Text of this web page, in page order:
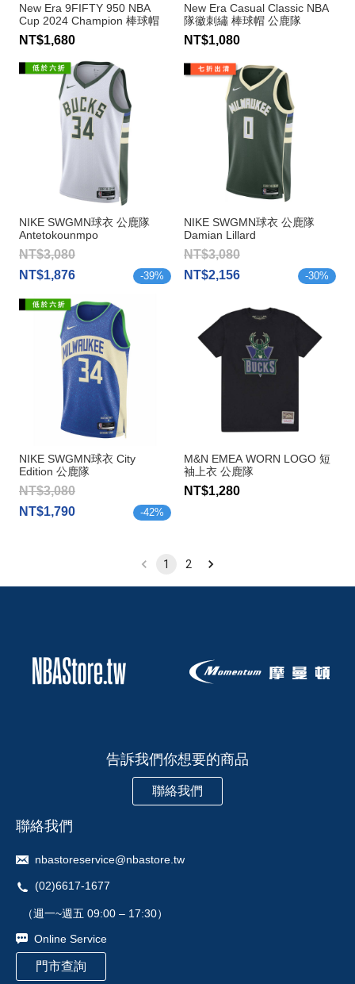
New Era 9FIFTY 950 NBA
Cup 2024 Champion 棒球帽
公鹿隊
NT$1,680
New Era Casual Classic NBA
隊徽刺繡 棒球帽 公鹿隊
NT$1,080
NIKE SWGMN球衣 公鹿隊
Antetokounmpo
NT$3,080
NT$1,876
-39%
NIKE SWGMN球衣 公鹿隊
Damian Lillard
NT$3,080
NT$2,156
-30%
NIKE SWGMN球衣 City
Edition 公鹿隊
Antetokounmpo
NT$3,080
NT$1,790
-42%
M&N EMEA WORN LOGO 短
袖上衣 公鹿隊
NT$1,280
1 2
告訴我們你想要的商品
聯絡我們
聯絡我們
nbastoreservice@nbastore.tw
(02)6617-1677
（週一~週五 09:00 – 17:30）
Online Service
門市查詢